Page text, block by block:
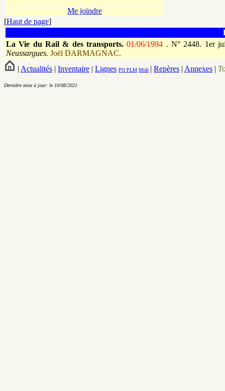
Me joindre
[Haut de page]
La Vie du Rail & des transports.01/06/1994 . N° 2448. 1er
Neussargues. Joël DARMAGNAC.
| Actualités | Inventaire | Lignes PO PLM Midi | Repères | Annexes |
Dernière mise à jour: le 10/08/2021